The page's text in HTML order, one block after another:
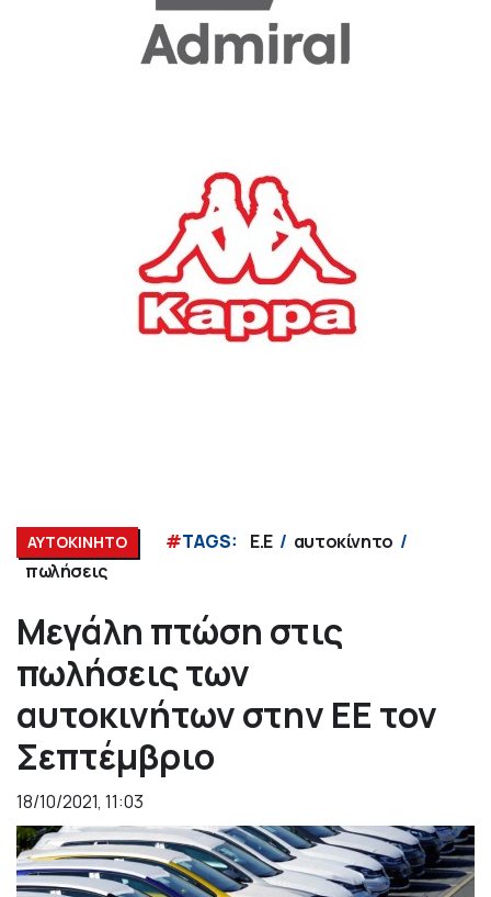
ΑΥΤΟΚΙΝΗΤΟ #TAGS: Ε.Ε
αυτοκίνητο
πωλήσεις
Μεγάλη πτώση στις
πωλήσεις των
αυτοκινήτων στην ΕΕ τον
Σεπτέμβριο
18/10/2021, 11:03